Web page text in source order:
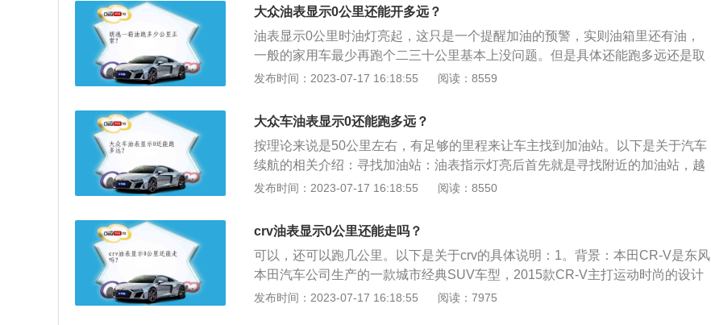
近的加油站。应急处理方法：如果油表的红灯亮起，虽说汽车还能继续开，可还
是要及时去加油，当油表显示的油量在四分之一处的时候，就可以去加油。当油
表红灯亮起时，又不能及时加油，此时在高速上靠右行驶且尽量匀速，开到附近
的加油站加油。
大众油表显示0公里还能开多远？
油表显示0公里时油灯亮起，这只是一个提醒加油的预警，实则油箱里还有油，
一般的家用车最少再跑个二三十公里基本上没问题。但是具体还能跑多远还是取
决于具体的车型，毕竟每款车的油箱大小、油耗及设定都会不同。关于汽车油箱
发展和国内汽车工业的振兴，各大汽车生产企业对汽车燃油箱的需求呈明显增长
增设一套热循环系统。将原单一油箱设计成由主油箱、副油箱组成的组合式油
箱。
发布时间：2023-07-17 16:18:55 阅读：8559
大众车油表显示0还能跑多远？
按理论来说是50公里左右，有足够的里程来让车主找到加油站。以下是关于汽车
续航的相关介绍：寻找加油站：油表指示灯亮后首先就是寻找附近的加油站，越
近越好，如果在高速上就找服务区，或者下高速就立马找加油站，同时合理控制
动。不建议油箱亮警报再去加油。紧急情况：油量报警后，并不确定是否能够在
续航里程内找到加油站，尤其是在跑高速或者陌生城市的时候。
发布时间：2023-07-17 16:18:55 阅读：8550
crv油表显示0公里还能走吗？
可以，还可以跑几公里。以下是关于crv的具体说明：1。背景：本田CR-V是东风
本田汽车公司生产的一款城市经典SUV车型，2015款CR-V主打运动时尚的设计
外观，搭配米其林Latitude系列SUV轮胎，操控性能极佳。CR-V是comfortableru
发布时间：2023-07-17 16:18:55 阅读：7975